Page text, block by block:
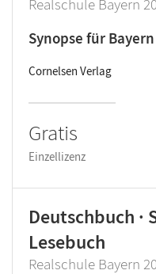
Realschule Bayern
Synopse für Bayern
Cornelsen Verlag
Gratis
Einzellizenz
Deutschbuch ·
Lesebuch
Realschule Bayern